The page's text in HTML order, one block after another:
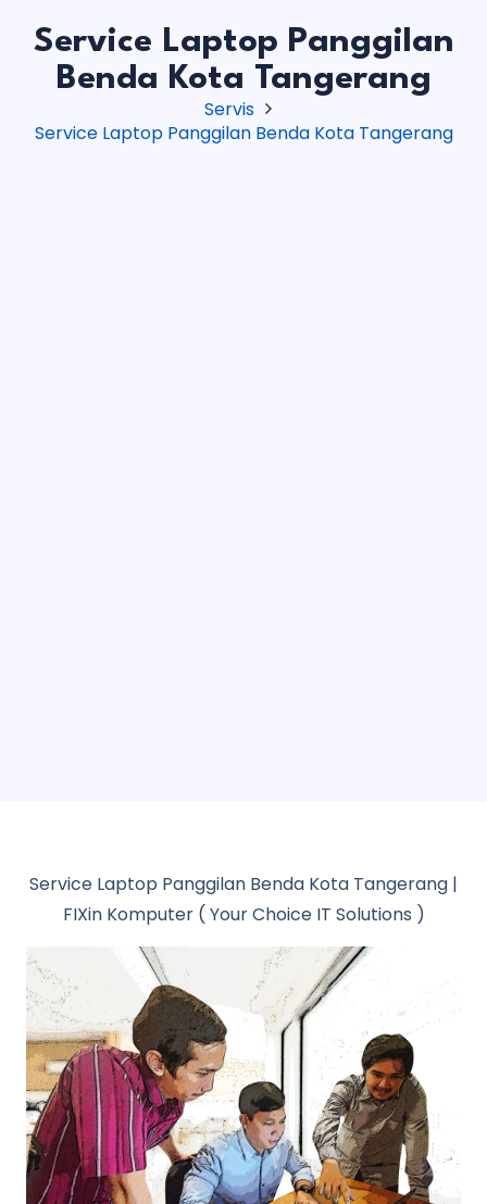
Service Laptop Panggilan
Benda Kota Tangerang
Servis
Service Laptop Panggilan Benda Kota Tangerang
Service Laptop Panggilan Benda Kota Tangerang |
FIXin Komputer ( Your Choice IT Solutions )